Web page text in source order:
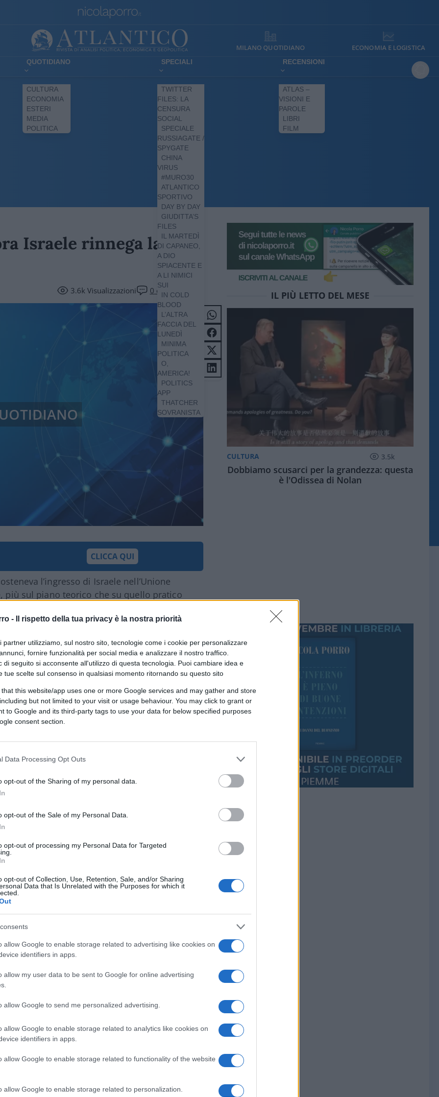
- Il rispetto della tua privacy è la nostra priorità
partner utilizziamo, sul nostro sito, tecnologie come i cookie per personalizzare
fornire funzionalità per social media e analizzare il nostro traffico.
di seguito si acconsente all'utilizzo di questa tecnologia. Puoi cambiare idea e
tue scelte sul consenso in qualsiasi momento ritornando su questo sito
that this website/app uses one or more Google services and may gather and store
but not limited to your visit or usage behaviour. You may click to grant or
to Google and its third-party tags to use your data for below specified purposes
consent section.
Data Processing Opt Outs
opt-out of the Sharing of my personal data.
opt-out of the Sale of my Personal Data.
opt-out of processing my Personal Data for Targeted
opt-out of Collection, Use, Retention, Sale, and/or Sharing
Data that Is Unrelated with the Purposes for which it
allow Google to enable storage related to advertising like cookies on
identifiers in apps.
allow my user data to be sent to Google for online advertising
allow Google to send me personalized advertising.
allow Google to enable storage related to analytics like cookies on
identifiers in apps.
allow Google to enable storage related to functionality of the website
allow Google to enable storage related to personalization.
MILANO QUOTIDIANO ECONOMIA E LOGISTICA
QUOTIDIANO
CULTURA
ECONOMIA
ESTERI
MEDIA
POLITICA
SPECIALI
TWITTER
FILES: LA
CENSURA
SOCIAL
SPECIALE
RUSSIAGATE /
SPYGATE
CHINA
VIRUS
#MURO30
ATLANTICO
SPORTIVO
DAY BY DAY
GIUDITTA’S
FILES
IL MARTEDÌ
DI CAPANEO,
A DIO
SPIACENTE E
A LI NIMICI
SUI
IN COLD
BLOOD
L’ALTRA
FACCIA DEL
LUNEDÌ
MINIMA
POLITICA
O,
AMERICA!
POLITICS
APP
THATCHER
SOVRANISTA
RECENSIONI
ATLAS –
VISIONI E
PAROLE
LIBRI
FILM
Israele rinnega la sua
3.6k Visualizzazioni 0 commenti
CLICCA QUI
l’ingresso di Israele nell’Unione
più sul piano teorico che su quello pratico
questo a causa soprattutto dell’UE di
involuzioni. Un’Unione Europea
e culturalmente di accogliere
a Israele. Se otto o nove anni fa le
evidenti, oggi è abbastanza diffusa la
istituzioni comunitarie e pure delle
Continente come Francia e Germania.
più nobile di questo termine, per la
e per quegli Stati Uniti d’Europa
Esiste un nucleo di Paesi più forti
dalle debolezze di altri membri UE, fra i
cronica fragilità politico-economica.
da grandi principi non può avere la
sfida storica come potrebbe essere
europea. Ma c’è anche dell’altro. Questa
di un ristretto club di Paesi, ma
valori occidentali di libertà, vuole fare
primo fra questi l’Iran degli
cancellazione definitiva dello Stato
essere mai troppo offensivi ed
Non a caso, gli attacchi di Hamas
non suscitano grande sdegno
le reazioni di Israele sono sempre,
sono un crimine contro
varie in Iran possono anche essere
nel sostenere Gerusalemme come unica
nemmeno troppa sorpresa perché in
l’Europa in questo tempo.
fare un po’ di chiarezza. E’ possibile
musulmano e del resto del pianeta,
Rimanendo in Medio Oriente le
in nome della realpolitik anche con chi
di eventuali scambi commerciali, ma
radici sono rappresentati dallo Stato
IL PIÙ LETTO DEL MESE
CULTURA 3.5k
Dobbiamo scusarci per la grandezza: questa
è l'Odissea di Nolan